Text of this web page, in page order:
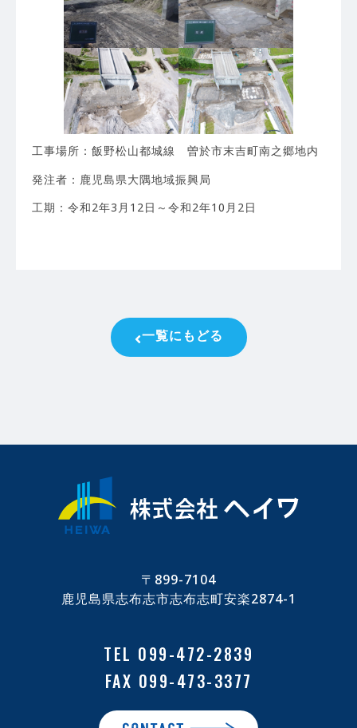
工事場所：飯野松山都城線 曽於市末吉町南之郷地内
発注者：鹿児島県大隅地域振興局
工期：令和2年3月12日～令和2年10月2日
一覧にもどる
〒899-7104
鹿児島県志布志市志布志町安楽2874-1
TEL 099-472-2839
FAX 099-473-3377